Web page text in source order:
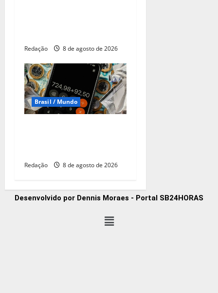
Redação 8 de agosto de 2026
Brasil / Mundo
Redação 8 de agosto de 2026
Desenvolvido por Dennis Moraes - Portal SB24HORAS